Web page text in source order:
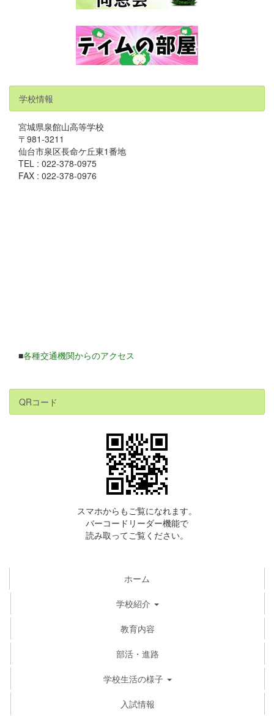
学校情報
宮城県泉館山高等学校
〒981-3211
仙台市泉区長命ケ丘東1番地
TEL : 022-378-0975
FAX : 022-378-0976
■各種交通機関からのアクセス
QRコード
スマホからもご覧になれます。
バーコードリーダー機能で
読み取ってご覧ください。
ホーム
学校紹介
教育内容
部活・進路
学校生活の様子
入試情報